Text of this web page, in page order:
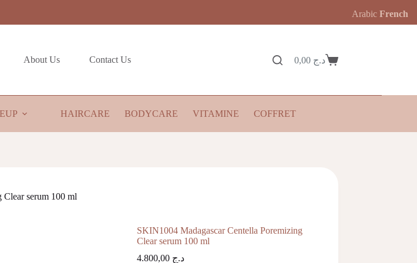
About Us Contact Us
Panierد.ج 0,00
HAIRCARE BODYCARE VITAMINE COFFRET
serum 100 ml
SKIN1004 Madagascar Centella Poremizing
Clear serum 100 ml
د.ج 4.800,00
Arabic French